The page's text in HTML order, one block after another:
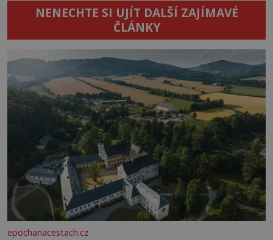
NENECHTE SI UJÍT DALŠÍ ZAJÍMAVÉ
ČLÁNKY
epochanacestach.cz